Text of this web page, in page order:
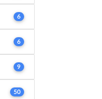
6
6
9
50